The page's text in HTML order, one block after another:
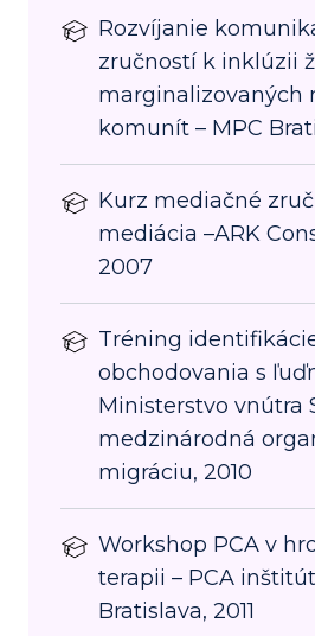
Rozvíjanie
zručností k inklúzii
marginalizovaných
komunít – MPC
Kurz mediačné
mediácia –ARK
2007
Tréning
obchodovania s
Ministerstvo vnútra
medzinárodná
migráciu, 2010
Workshop PCA v
terapii – PCA
Bratislava, 2011